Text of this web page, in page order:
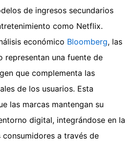
de ingresos secundarios
como Netflix.
económico Bloomberg, las
representan una fuente de
que complementa las
de los usuarios. Esta
las marcas mantengan su
digital, integrándose en la
a través de